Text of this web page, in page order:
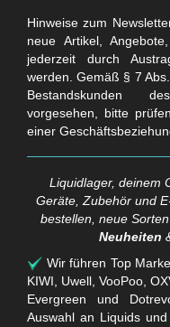
Hinweise zum
neue Artikel,
jederzeit durch
werden. Gemäß § 7
Bestandskunden
vorgesehen, bitte
einer
Liquidlager, deinem
Geräte, Zubehör und
bestellen, neue
Neuheiten
Wir führen Top
KIWI, Uwell, VooPoo,
Evergreen und
Auswahl an Liquids